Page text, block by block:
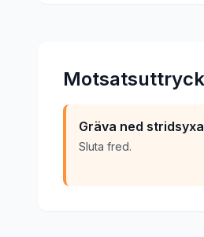
Motsatsuttryck
Gräva ned
Sluta fred.